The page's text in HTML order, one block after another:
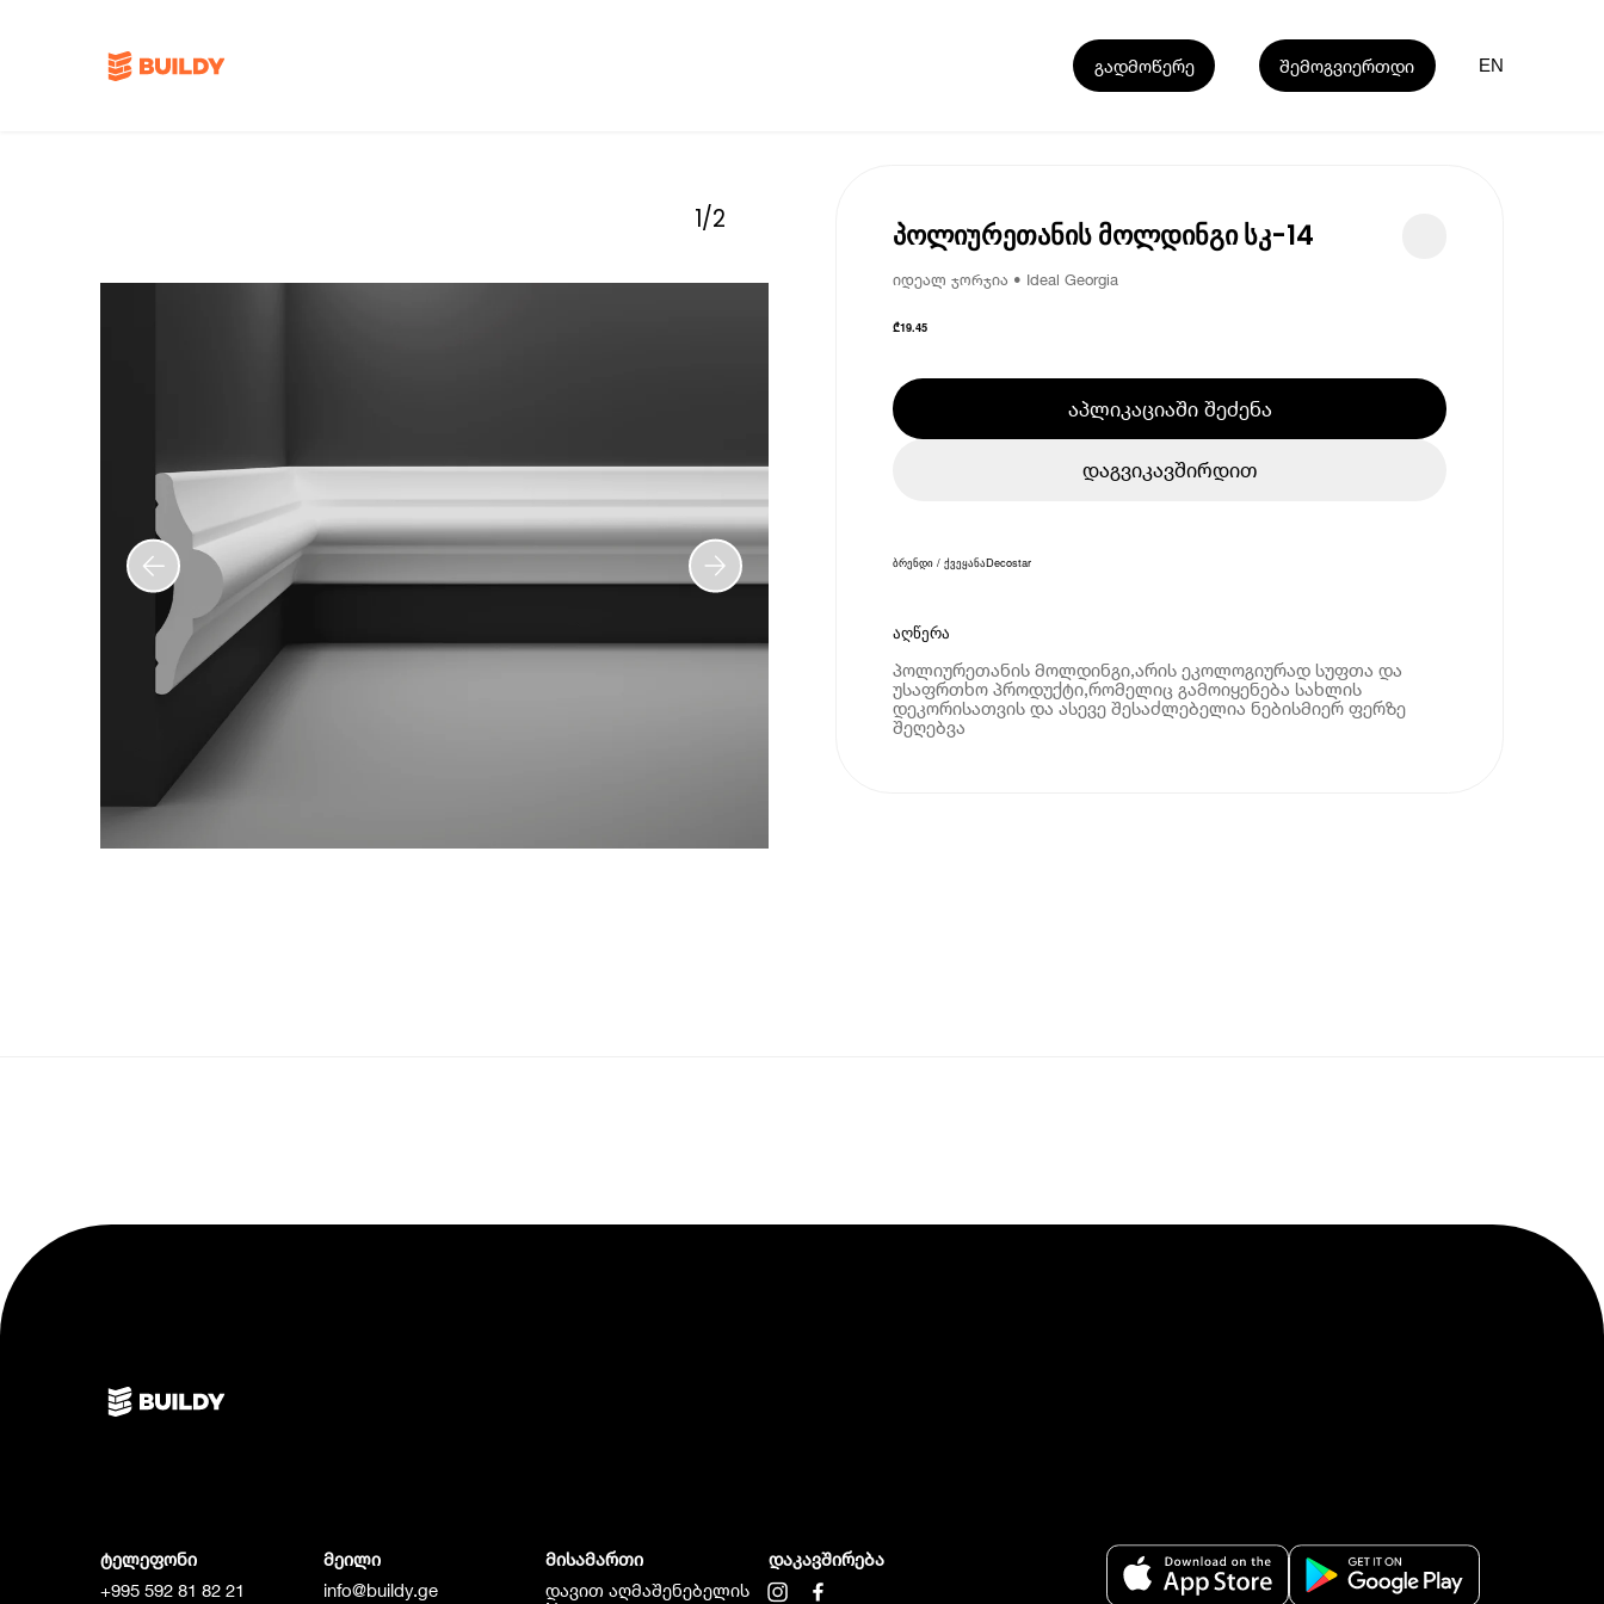
გადმოწერე შემოგვიერთდი EN
1/2 პოლიურეთანის მოლდინგი სკ-14
იდეალ ჯორჯია • Ideal Georgia
₾19.45
აპლიკაციაში შეძენა
დაგვიკავშირდით
ბრენდი / ქვეყანაDecostar
აღწერა
პოლიურეთანის მოლდინგი,არის ეკოლოგიურად სუფთა და
უსაფრთხო პროდუქტი,რომელიც გამოიყენება სახლის
დეკორისათვის და ასევე შესაძლებელია ნებისმიერ ფერზე
შეღებვა
ტელეფონი
+995 592 81 82 21
მეილი
info@buildy.ge
მისამართი
დავით აღმაშენებელის
დაკავშირება